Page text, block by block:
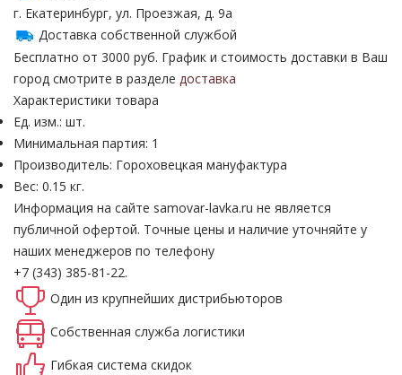
г. Екатеринбург, ул. Проезжая, д. 9а
Доставка собственной службой
Бесплатно от 3000 руб. График и стоимость доставки в Ваш
город смотрите в разделе доставка
Характеристики товара
Ед. изм.: шт.
Минимальная партия: 1
Производитель: Гороховецкая мануфактура
Вес: 0.15 кг.
Информация на сайте samovar-lavka.ru не является
публичной офертой. Точные цены и наличие уточняйте у
наших менеджеров по телефону
+7 (343) 385-81-22.
Один из крупнейших дистрибьюторов
Собственная служба логистики
Гибкая система скидок